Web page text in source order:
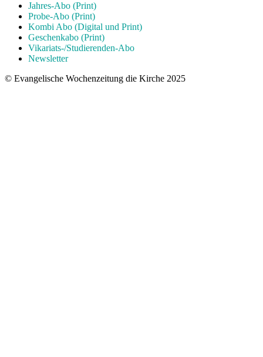
Jahres-Abo (Print)
Probe-Abo (Print)
Kombi Abo (Digital und Print)
Geschenkabo (Print)
Vikariats-/Studierenden-Abo
Newsletter
© Evangelische Wochenzeitung die Kirche 2025